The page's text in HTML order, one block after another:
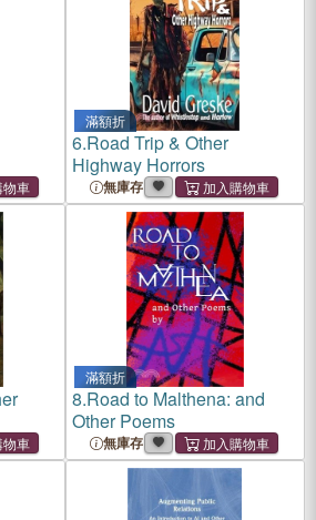
滿額折
6.Road Trip & Other
Highway Horrors
無庫存
滿額折
8.Road to Malthena: and
Other Poems
無庫存